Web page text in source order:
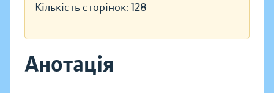
Кількість сторінок: 128
Анотація